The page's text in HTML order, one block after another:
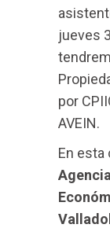
jueves
por
AVEIN.
En esta